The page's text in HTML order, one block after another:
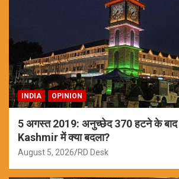
INDIA OPINION
5 अगस्त 2019: अनुच्छेद 370 हटने के
Kashmir में क्या बदला?
August 5, 2026 RD Desk